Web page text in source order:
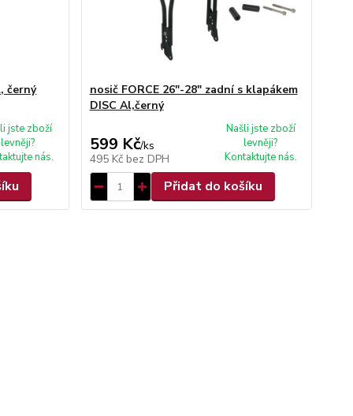
černý
jste zboží
levněji?
nás.
nosič FORCE 26"-28" zadní s klapákem
DISC Al,černý
599 Kč/ks
495 Kč bez DPH
Našli jste zboží
levněji?
Kontaktujte nás.
Přidat do košíku